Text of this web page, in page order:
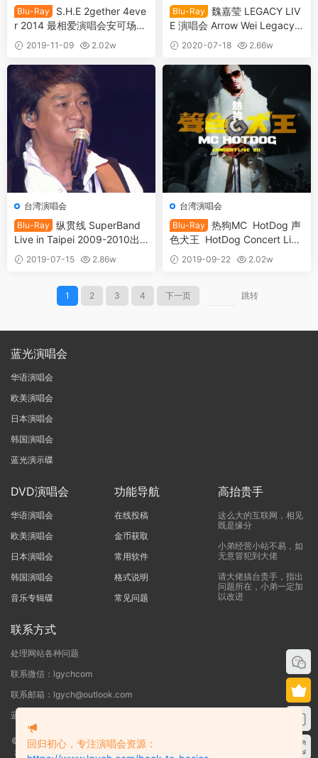
Blu-Ray
S.H.E 2gether 4eve
r 2014 最相爱演唱会安可场台
北站《ISO 45.84G》
2019-11-09
2.02w
Blu-Ray
魏嘉莹 LEGACY LIV
E 演唱会 Arrow Wei Legacy L
ive 2019 [BDISO 22.2GB]
2020-07-18
2.66w
台湾演唱会
Blu-Ray
纵贯线 SuperBand
Live in Taipei 2009-2010出
发/终点站台北演唱会《BDMV
2BD 87G》
2019-07-15
2.86w
台湾演唱会
Blu-Ray
热狗MC HotDog 声
色犬王 HotDog Concert Live
2013 台北小巨蛋演唱会 [BDI
SO 42.68GB]
2019-09-22
2.02w
1 2 3 4 下一页 跳转
蓝光演唱会
华语演唱会
欧美演唱会
日本演唱会
韩国演唱会
蓝光演示碟
DVD演唱会
华语演唱会
欧美演唱会
日本演唱会
韩国演唱会
音乐专辑碟
功能导航
在线投稿
金币获取
常用软件
格式说明
常见问题
高抬贵手
这么大的互联网，相见
既是缘分
小弟经营小站不易，如
无意冒犯到大佬
请大佬搞台贵手，指出
问题所在，小弟一定加
以改进
联系方式
处理网站各种问题
联系微信：lgychcom
联系邮箱：lgych@outlook.com
蓝光演唱会网 - 专注于ISO和BDMV蓝光演唱会下载服务
©2019-2026 蓝光演唱会本站资源来源于网络用户网盘投稿，本站服务器不储
存任何演唱会资源，版权归原作者所有，若侵犯了您的合法权益，请联系我们
回归初心，专注演唱会资源：